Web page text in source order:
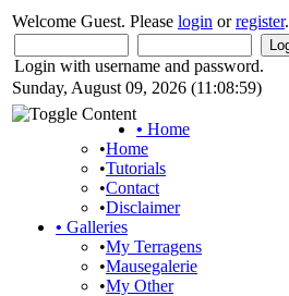
Welcome Guest. Please login orregister.
Login with username and password.
Sunday, August 09, 2026 (11:08:59)
• Home
•Home
•Tutorials
•Contact
•Disclaimer
• Galleries
•My Terragens
•Mausegalerie
•My Other